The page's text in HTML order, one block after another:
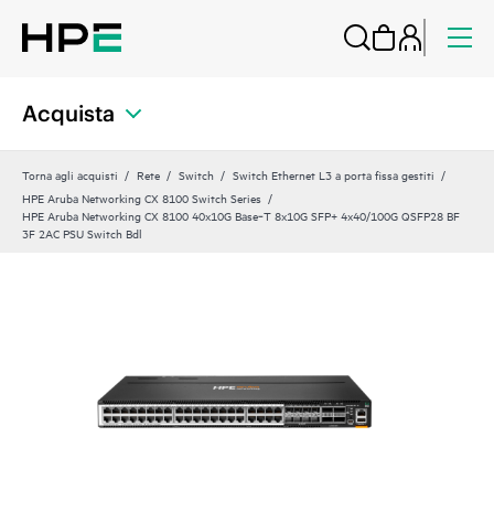
Acquista
Torna agli acquisti Rete Switch
Switch Ethernet L3 a porta fissa gestiti
HPE Aruba Networking CX 8100 Switch Series
HPE Aruba Networking CX 8100 40x10G Base‑T 8x10G SFP+ 4x40/100G QSFP28 BF
3F 2AC PSU Switch Bdl